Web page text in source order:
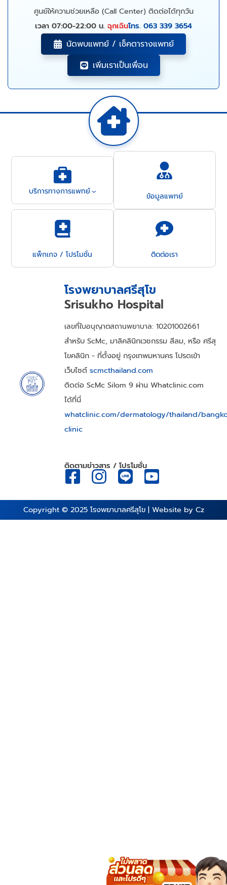
ศูนย์ให้ความช่วยเหลือ (Call Center) ติดต่อได้ทุกวัน
เวลา 07:00-22:00 น. ฉุกเฉินโทร. 063 339 3654
นัดพบแพทย์ / เช็คตารางแพทย์
เพิ่มเราเป็นเพื่อน
บริการทางการแพทย์ ข้อมูลแพทย์
แพ็กเกจ / โปรโมชั่น ติดต่อเรา
โรงพยาบาลศรีสุโข
Srisukho Hospital
เลขที่ใบอนุญาตสถานพยาบาล: 10201002661
สำหรับ ScMc, มาลิคลินิกเวชกรรม สีลม, หรือ ศรีสุ
โขคลินิก - ที่ตั้งอยู่ กรุงเทพมหานคร โปรดเข้า
เว็บไซต์ scmcthailand.com
ติดต่อ ScMc Silom 9 ผ่าน Whatclinic.com
ได้ที่นี่
whatclinic.com/dermatology/thailand/
clinic
ติดตามข่าวสาร / โปรโมชั่น
Copyright © 2025 โรงพยาบาลศรีสุโข| Website by Cz